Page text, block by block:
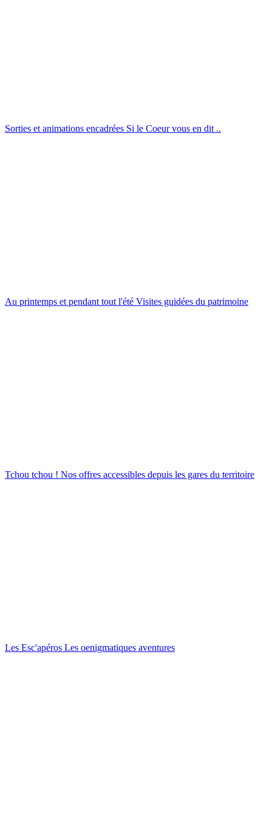
Sorties et animations encadrées Si le Coeur vous en dit ..
Au printemps et pendant tout l'été Visites guidées du patrimoine
Tchou tchou ! Nos offres accessibles depuis les gares du territoire
Les Esc'apéros Les oenigmatiques aventures